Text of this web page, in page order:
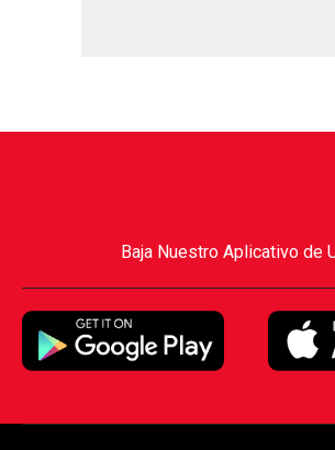
Baja Nuestro Aplicativo de